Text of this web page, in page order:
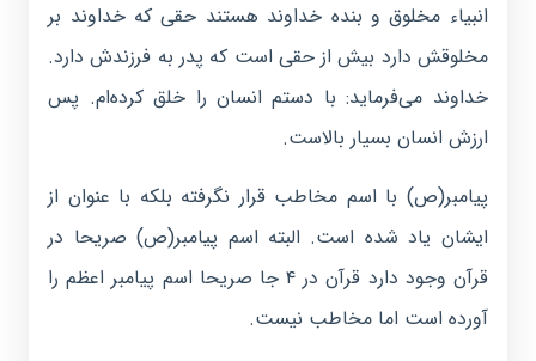
انبیاء مخلوق و بنده خداوند هستند حقی که خداوند بر
مخلوقش دارد بیش از حقی است که پدر به فرزندش دارد.
خداوند می‌فرماید: با دستم انسان را خلق کرده‌ام. پس
ارزش انسان بسیار بالاست.
پیامبر(ص) با اسم مخاطب قرار نگرفته بلکه با عنوان از
ایشان یاد شده است. البته اسم پیامبر(ص) صریحا در
قرآن وجود دارد قرآن در ۴ جا صریحا اسم پیامبر اعظم را
آورده است اما مخاطب نیست.